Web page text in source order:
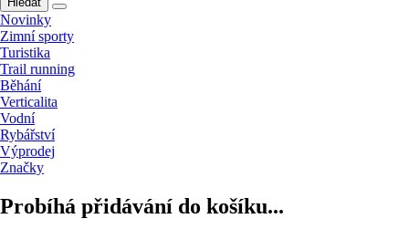
Novinky
Zimní sporty
Turistika
Trail running
Běhání
Verticalita
Vodní
Rybářství
Výprodej
Značky
Probíhá přidávání do košíku...